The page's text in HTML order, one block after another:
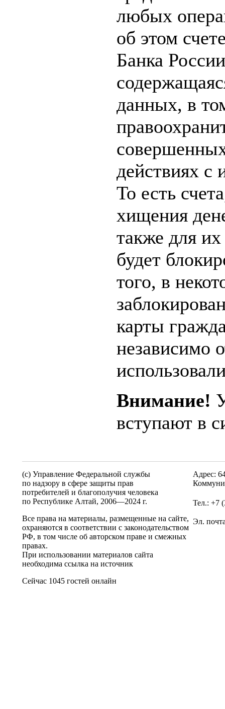
любых
об этом
Банка
данных, в
действиях с
То есть
хищения
также для
будет
того, в
карты
независимо
Внимание!
вступают в
(c) Управление Федеральной службы
по надзору в сфере защиты прав
потребителей и благополучия человека
по Республике Алтай, 2006—2024 г.
Все права на материалы, размещенные на сайте,
охраняются в соответствии с законодательством
РФ, в том числе об авторском праве и смежных
правах.
При использовании материалов сайта
необходима ссылка на источник
Сейчас 1045 гостей онлайн
Адрес:
Тел.: +7
Эл.